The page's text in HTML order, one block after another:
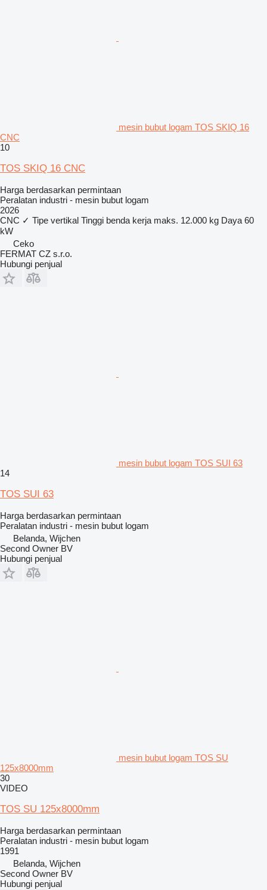
mesin bubut logam TOS SKIQ 16
CNC
10
TOS SKIQ 16 CNC
Harga berdasarkan permintaan
Peralatan industri - mesin bubut logam
2026
CNC ✓ Tipe vertikal Tinggi benda kerja maks. 12.000 kg Daya 60
kW
Ceko
FERMAT CZ s.r.o.
Hubungi penjual
mesin bubut logam TOS SUI 63
14
TOS SUI 63
Harga berdasarkan permintaan
Peralatan industri - mesin bubut logam
Belanda, Wijchen
Second Owner BV
Hubungi penjual
mesin bubut logam TOS SU
125x8000mm
30
VIDEO
TOS SU 125x8000mm
Harga berdasarkan permintaan
Peralatan industri - mesin bubut logam
1991
Belanda, Wijchen
Second Owner BV
Hubungi penjual